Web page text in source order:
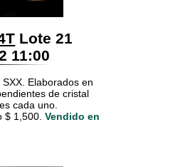
Lote 21
11:00
Elaborados en
de cristal
cada uno.
$ 1,500. Vendido en